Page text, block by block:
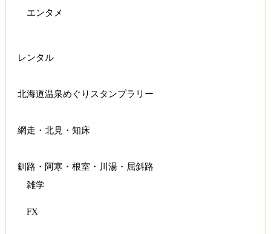
エンタメ
レンタル
北海道温泉めぐりスタンプラリー
網走・北見・知床
釧路・阿寒・根室・川湯・屈斜路
雑学
FX